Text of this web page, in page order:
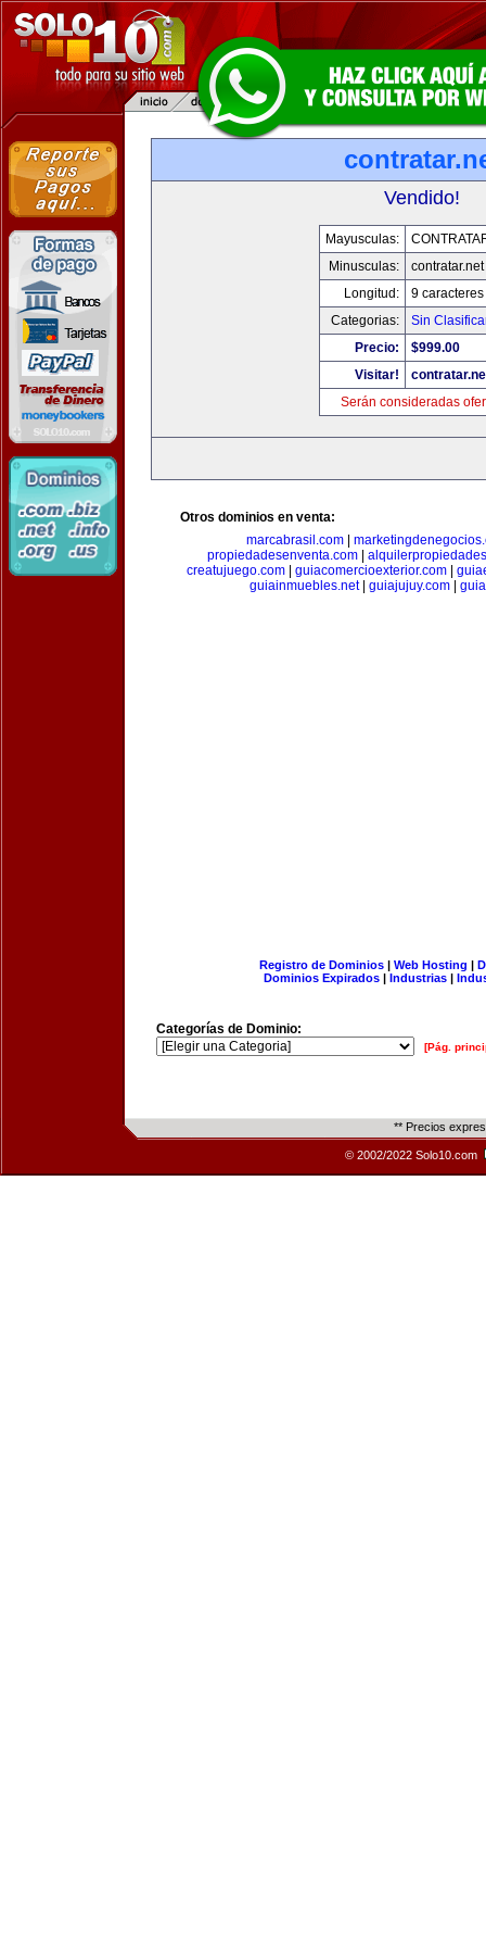
Vendido!
Mayusculas:
Minusculas:
contratar.net
Longitud:
9 caracteres
Categorias:
Sin
Precio:
$999.00
Visitar!
Serán consideradas
Otros dominios en venta:
marcabrasil.com
propiedadesenventa.com
creatujuego.com| guiacomercioexterior.com|
guiainmuebles.net| guiajujuy.com|
Registro de Dominios| Web Hosting |
Dominios Expirados | Industrias |
Categorías de Dominio:
[Pág.
** Precios
© 2002/2022 Solo10.com